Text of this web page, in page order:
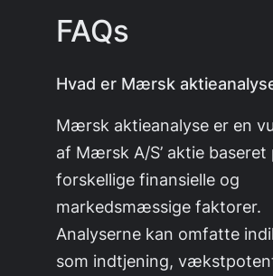
FAQs
Hvad er Mærsk
Mærsk aktieanalyse er en
af Mærsk A/S’ aktie baseret
forskellige finansielle og
markedsmæssige faktorer.
Analyserne kan omfatte
som indtjening,